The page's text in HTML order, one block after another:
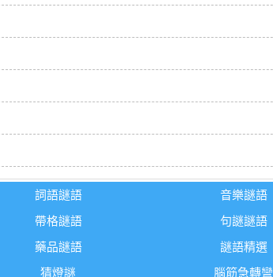
詞語謎語
音樂謎語
帶格謎語
句謎謎語
藥品謎語
謎語精選
猜燈謎 腦筋急轉彎